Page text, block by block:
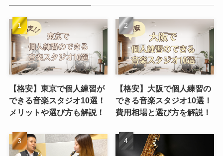
【格安】東京で個人練習が
できる音楽スタジオ10選！
メリットや選び方も解説！
【格安】大阪で個人練習の
できる音楽スタジオ10選！
費用相場と選び方を解説！